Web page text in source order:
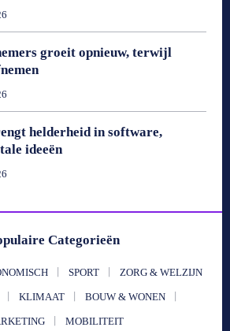
groeit opnieuw, terwijl
helderheid in software,
ideeën
Categorieën
SPORT ZORG & WELZIJN
KLIMAAT BOUW & WONEN
MOBILITEIT